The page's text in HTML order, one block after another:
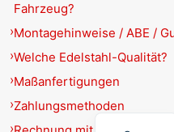
Fahrzeug?
Montagehinweise / ABE /
Welche Edelstahl-Qualität?
Maßanfertigungen
ZahlungsmethodenEnglish